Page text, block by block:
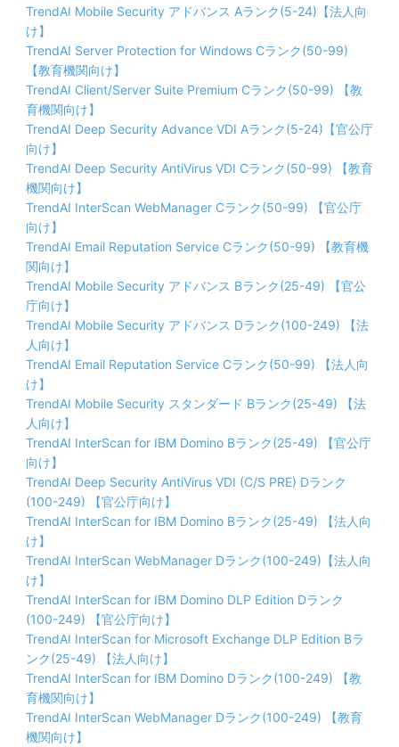
TrendAI Mobile Security アドバンス Aランク(5-24)【法人向
け】
TrendAI Server Protection for Windows Cランク(50-99)
【教育機関向け】
TrendAI Client/Server Suite Premium Cランク(50-99) 【教
育機関向け】
TrendAI Deep Security Advance VDI Aランク(5-24)【官公庁
向け】
TrendAI Deep Security AntiVirus VDI Cランク(50-99) 【教育
機関向け】
TrendAI InterScan WebManager Cランク(50-99) 【官公庁
向け】
TrendAI Email Reputation Service Cランク(50-99) 【教育機
関向け】
TrendAI Mobile Security アドバンス Bランク(25-49) 【官公
庁向け】
TrendAI Mobile Security アドバンス Dランク(100-249) 【法
人向け】
TrendAI Email Reputation Service Cランク(50-99) 【法人向
け】
TrendAI Mobile Security スタンダード Bランク(25-49) 【法
人向け】
TrendAI InterScan for IBM Domino Bランク(25-49) 【官公庁
向け】
TrendAI Deep Security AntiVirus VDI (C/S PRE) Dランク
(100-249) 【官公庁向け】
TrendAI InterScan for IBM Domino Bランク(25-49) 【法人向
け】
TrendAI InterScan WebManager Dランク(100-249)【法人向
け】
TrendAI InterScan for IBM Domino DLP Edition Dランク
(100-249) 【官公庁向け】
TrendAI InterScan for Microsoft Exchange DLP Edition Bラ
ンク(25-49) 【法人向け】
TrendAI InterScan for IBM Domino Dランク(100-249) 【教
育機関向け】
TrendAI InterScan WebManager Dランク(100-249) 【教育
機関向け】